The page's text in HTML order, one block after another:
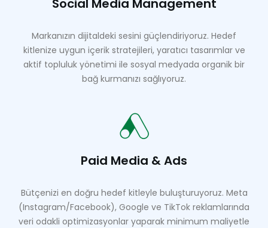
Social Media Management
Markanızın dijitaldeki sesini güçlendiriyoruz. Hedef
kitlenize uygun içerik stratejileri, yaratıcı tasarımlar ve
aktif topluluk yönetimi ile sosyal medyada organik bir
bağ kurmanızı sağlıyoruz.
Paid Media & Ads
Bütçenizi en doğru hedef kitleyle buluşturuyoruz. Meta
(Instagram/Facebook), Google ve TikTok reklamlarında
veri odakli optimizasyonlar yaparak minimum maliyetle